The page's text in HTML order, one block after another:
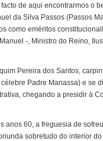
de aqui encontrarmos o
da Silva Passos (Passos
como eméritos
-, Ministro do Reino,
Pereira dos Santos,
Padre Manassa) e se
chegando a presidir à
anos 60, a freguesia de
sobretudo do interior